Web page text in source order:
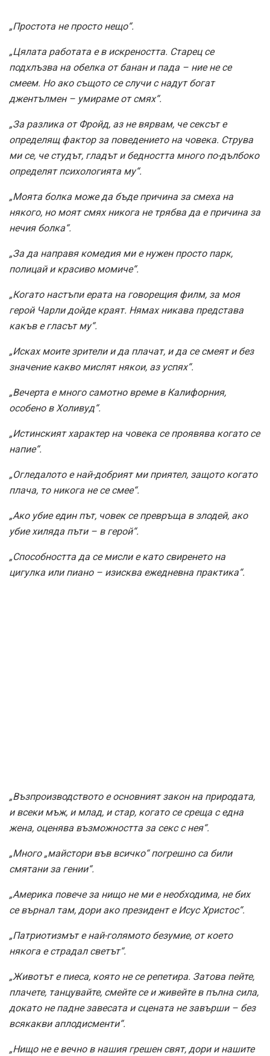
„Простота не просто нещо“.
„Цялата работата е в искреността. Старец се
подхлъзва на обелка от банан и пада – ние не се
смеем. Но ако същото се случи с надут богат
джентълмен – умираме от смях“.
„За разлика от Фройд, аз не вярвам, че сексът е
определящ фактор за поведението на човека. Струва
ми се, че студът, гладът и бедността много по-дълбоко
определят психологията му“.
„Моята болка може да бъде причина за смеха на
някого, но моят смях никога не трябва да е причина за
нечия болка“.
„За да направя комедия ми е нужен просто парк,
полицай и красиво момиче“.
„Когато настъпи ерата на говорещия филм, за моя
герой Чарли дойде краят. Нямах никава представа
какъв е гласът му“.
„Исках моите зрители и да плачат, и да се смеят и без
значение какво мислят някои, аз успях“.
„Вечерта е много самотно време в Калифорния,
особено в Холивуд“.
„Истинският характер на човека се проявява когато се
напие“.
„Огледалото е най-добрият ми приятел, защото когато
плача, то никога не се смее“.
„Ако убие един път, човек се превръща в злодей, ако
убие хиляда пъти – в герой“.
„Способността да се мисли е като свиренето на
цигулка или пиано – изисква ежедневна практика“.
„Възпроизводството е основният закон на природата,
и всеки мъж, и млад, и стар, когато се среща с една
жена, оценява възможността за секс с нея“.
„Много „майстори във всичко“ погрешно са били
смятани за гении“.
„Америка повече за нищо не ми е необходима, не бих
се върнал там, дори ако президент е Исус Христос“.
„Патриотизмът е най-голямото безумие, от което
някога е страдал светът“.
„Животът е пиеса, която не се репетира. Затова пейте,
плачете, танцувайте, смейте се и живейте в пълна сила,
докато не падне завесата и сцената не завърши – без
всякакви аплодисменти“.
„Нищо не е вечно в нашия грешен свят, дори и нашите